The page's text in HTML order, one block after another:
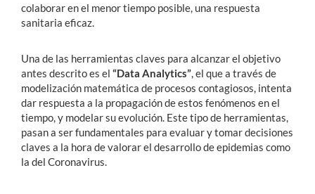
colaborar en el menor tiempo posible, una respuesta
sanitaria eficaz.
Una de las herramientas claves para alcanzar el objetivo
antes descrito es el “Data Analytics”, el que a través de
modelización matemática de procesos contagiosos, intenta
dar respuesta a la propagación de estos fenómenos en el
tiempo, y modelar su evolución. Este tipo de herramientas,
pasan a ser fundamentales para evaluar y tomar decisiones
claves a la hora de valorar el desarrollo de epidemias como
la del Coronavirus.